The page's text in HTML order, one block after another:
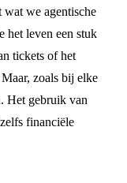
wat we agentische
het leven een stuk
tickets of het
zoals bij elke
Het gebruik van
financiële